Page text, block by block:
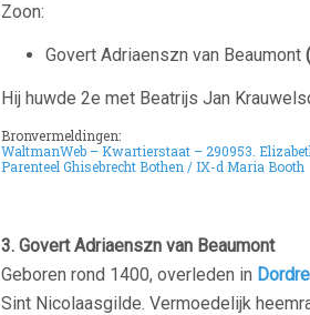
Zoon:
Govert Adriaenszn van Beaumont
Hij huwde 2e met Beatrijs Jan
Bronvermeldingen:
WaltmanWeb – Kwartierstaat – 290953.
Parenteel Ghisebrecht Bothen / IX-d Maria Booth
3. Govert Adriaenszn van Beaumont
Geboren rond 1400, overleden in
Sint Nicolaasgilde. Vermoedelijk